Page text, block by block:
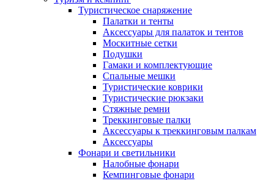
Туристическое снаряжение
Палатки и тенты
Аксессуары для палаток и тентов
Москитные сетки
Подушки
Гамаки и комплектующие
Спальные мешки
Туристические коврики
Туристические рюкзаки
Стяжные ремни
Треккинговые палки
Аксессуары к треккинговым палкам
Аксессуары
Фонари и светильники
Налобные фонари
Кемпинговые фонари